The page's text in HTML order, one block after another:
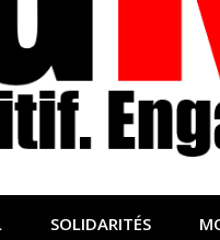
SOLIDARITÉS